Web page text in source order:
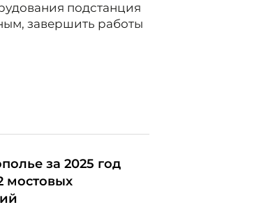
подстанция
завершить работы
за 2025 год
мостовых